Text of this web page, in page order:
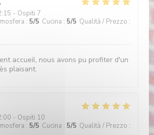
- Ospiti 7
: 5/5 Cucina : 5/5 Qualità / Prezzo :
accueil, nous avons pu profiter d'un
plaisant.
- Ospiti 10
: 5/5 Cucina : 5/5 Qualità / Prezzo :